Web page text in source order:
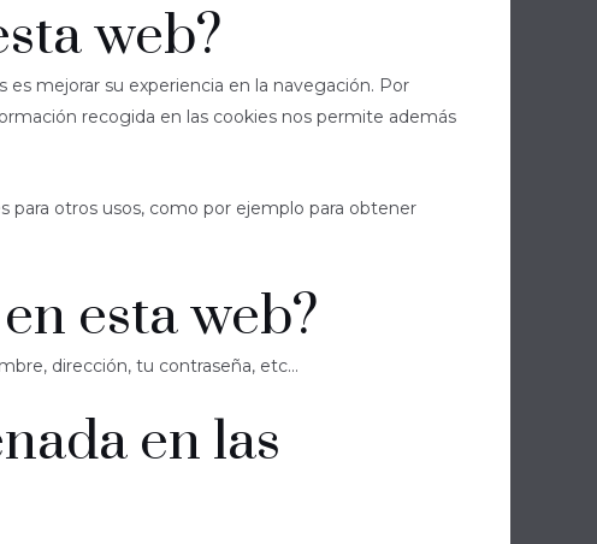
web?
mejorar su experiencia en la navegación. Por
recogida en las cookies nos permite además
otros usos, como por ejemplo para obtener
esta web?
dirección, tu contraseña, etc...
en las